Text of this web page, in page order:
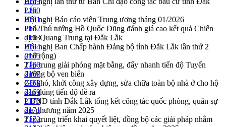
Lắk
Hội nghị Báo cáo viên Trung ương tháng 01/2026
Phó Thủ tướng Hồ Quốc Dũng đánh giá cao kết quả Chiến
dịch Quang Trung tại Đắk Lắk
Hội nghị Ban Chấp hành Đảng bộ tỉnh Đắk Lắk lần thứ 2
(mở rộng)
Tập trung giải phóng mặt bằng, đẩy nhanh tiến độ Tuyến
đường bộ ven biển
Gỡ khó, khởi công xây dựng, sửa chữa toàn bộ nhà ở cho hộ
dân đúng tiến độ đề ra
UBND tỉnh Đắk Lắk tổng kết công tác quốc phòng, quân sự
địa phương năm 2025
Tập trung triển khai quyết liệt, đồng bộ các giải pháp nhằm
2160
2161
2162
2163
2164
2165
2166
2167
2168
2169
2170
2171
2172